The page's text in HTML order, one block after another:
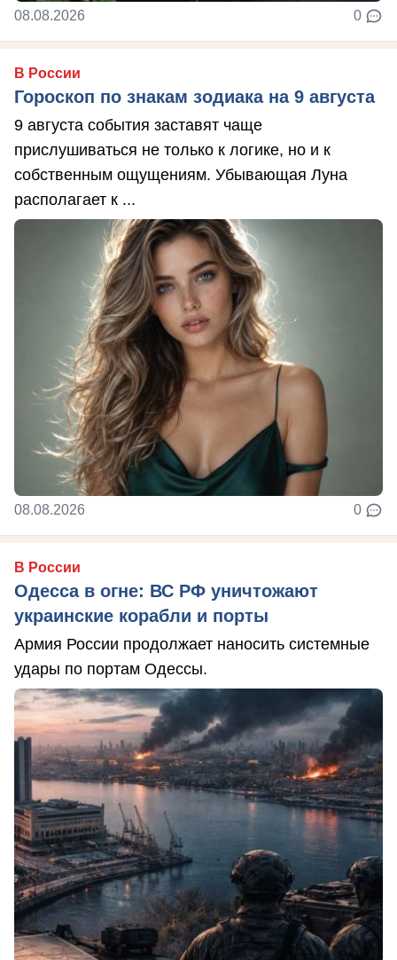
08.08.2026 0
В России
Гороскоп по знакам зодиака на 9 августа
9 августа события заставят чаще
прислушиваться не только к логике, но и к
собственным ощущениям. Убывающая Луна
располагает к ...
08.08.2026 0
В России
Одесса в огне: ВС РФ уничтожают
украинские корабли и порты
Армия России продолжает наносить системные
удары по портам Одессы.